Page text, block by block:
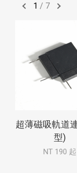
1 / 7
超薄磁吸軌道
型)
NT 190 起